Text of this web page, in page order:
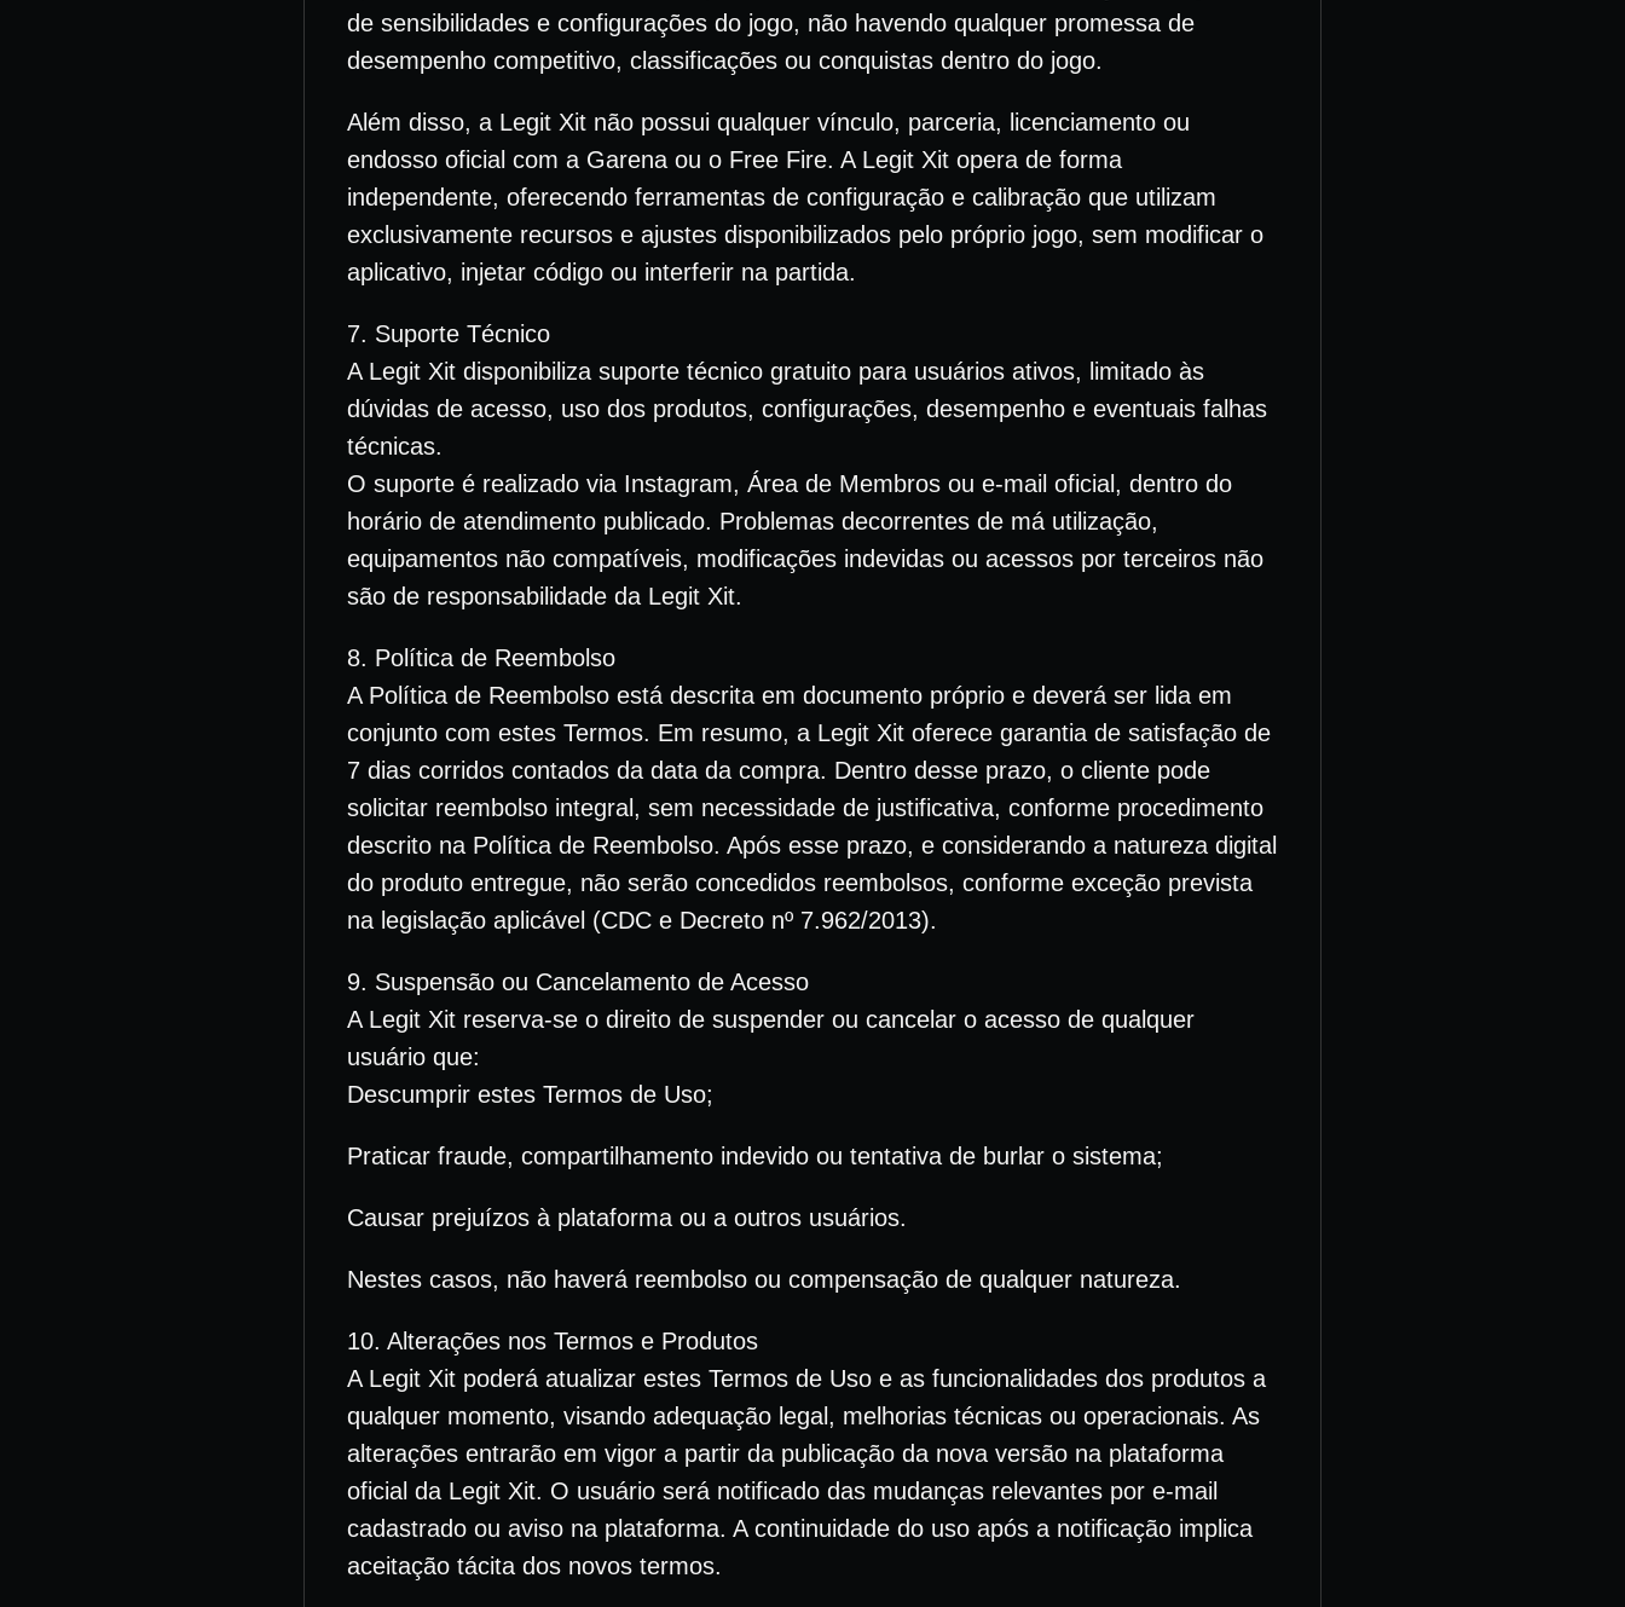
de sensibilidades e configurações do jogo, não havendo qualquer promessa de
desempenho competitivo, classificações ou conquistas dentro do jogo.
Além disso, a Legit Xit não possui qualquer vínculo, parceria, licenciamento ou
endosso oficial com a Garena ou o Free Fire. A Legit Xit opera de forma
independente, oferecendo ferramentas de configuração e calibração que utilizam
exclusivamente recursos e ajustes disponibilizados pelo próprio jogo, sem modificar o
aplicativo, injetar código ou interferir na partida.
7. Suporte Técnico
A Legit Xit disponibiliza suporte técnico gratuito para usuários ativos, limitado às
dúvidas de acesso, uso dos produtos, configurações, desempenho e eventuais falhas
técnicas.
O suporte é realizado via Instagram, Área de Membros ou e-mail oficial, dentro do
horário de atendimento publicado. Problemas decorrentes de má utilização,
equipamentos não compatíveis, modificações indevidas ou acessos por terceiros não
são de responsabilidade da Legit Xit.
8. Política de Reembolso
A Política de Reembolso está descrita em documento próprio e deverá ser lida em
conjunto com estes Termos. Em resumo, a Legit Xit oferece garantia de satisfação de
7 dias corridos contados da data da compra. Dentro desse prazo, o cliente pode
solicitar reembolso integral, sem necessidade de justificativa, conforme procedimento
descrito na Política de Reembolso. Após esse prazo, e considerando a natureza digital
do produto entregue, não serão concedidos reembolsos, conforme exceção prevista
na legislação aplicável (CDC e Decreto nº 7.962/2013).
9. Suspensão ou Cancelamento de Acesso
A Legit Xit reserva-se o direito de suspender ou cancelar o acesso de qualquer
usuário que:
Descumprir estes Termos de Uso;
Praticar fraude, compartilhamento indevido ou tentativa de burlar o sistema;
Causar prejuízos à plataforma ou a outros usuários.
Nestes casos, não haverá reembolso ou compensação de qualquer natureza.
10. Alterações nos Termos e Produtos
A Legit Xit poderá atualizar estes Termos de Uso e as funcionalidades dos produtos a
qualquer momento, visando adequação legal, melhorias técnicas ou operacionais. As
alterações entrarão em vigor a partir da publicação da nova versão na plataforma
oficial da Legit Xit. O usuário será notificado das mudanças relevantes por e-mail
cadastrado ou aviso na plataforma. A continuidade do uso após a notificação implica
aceitação tácita dos novos termos.